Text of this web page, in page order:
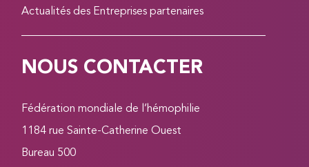
Actualités des Entreprises partenaires
NOUS CONTACTER
Fédération mondiale de l’hémophilie
1184 rue Sainte-Catherine Ouest
Bureau 500